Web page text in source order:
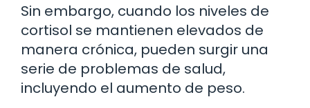
Sin embargo, cuando los niveles de
cortisol se mantienen elevados de
manera crónica, pueden surgir una
serie de problemas de salud,
incluyendo el aumento de peso.